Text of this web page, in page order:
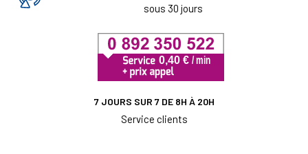
sous 30 jours
7 JOURS SUR 7 DE 8H À 20H
Service clients